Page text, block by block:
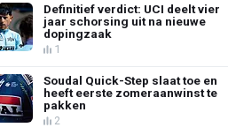
Definitief verdict: UCI deelt vier
jaar schorsing uit na nieuwe
dopingzaak
1
Soudal Quick-Step slaat toe en
heeft eerste zomeraanwinst te
pakken
2